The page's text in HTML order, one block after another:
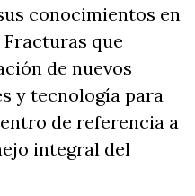
conocimientos en
que
de nuevos
y tecnología para
de referencia a
integral del